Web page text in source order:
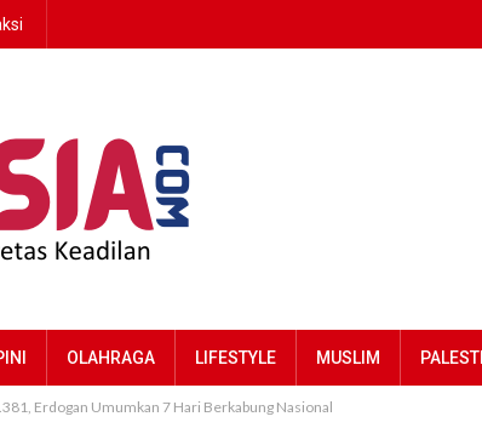
OLAHRAGA LIFESTYLE MUSLIM
Erdogan Umumkan 7 Hari Berkabung Nasional